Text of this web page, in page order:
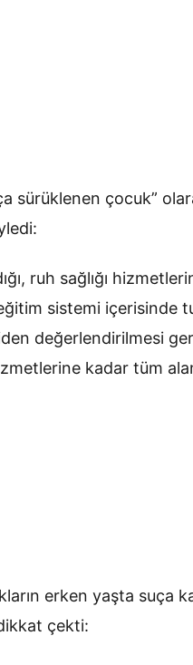
sürüklenen çocuk”
ruh sağlığı
sistemi içerisinde
değerlendirilmesi
kadar tüm
erken yaşta suça
çekti: